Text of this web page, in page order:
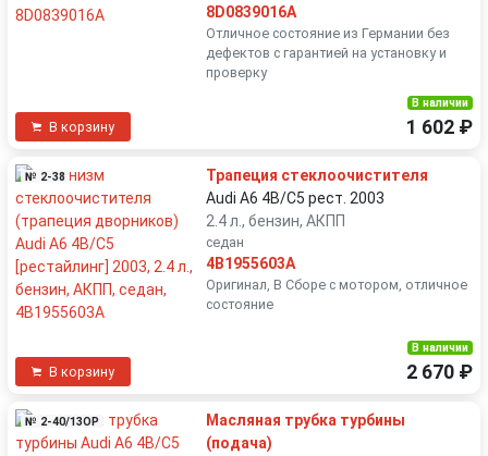
8D0839016A
Отличное состояние из Германии без
дефектов с гарантией на установку и
проверку
В корзину
В наличии
1 602 ₽
№ 2-38
Трапеция стеклоочистителя
Audi A6 4B/C5 рест. 2003
2.4 л., бензин, АКПП
седан
4B1955603A
Оригинал, В Сборе с мотором, отличное
состояние
В корзину
В наличии
2 670 ₽
№ 2-40/13OP
Масляная трубка турбины
(подача)